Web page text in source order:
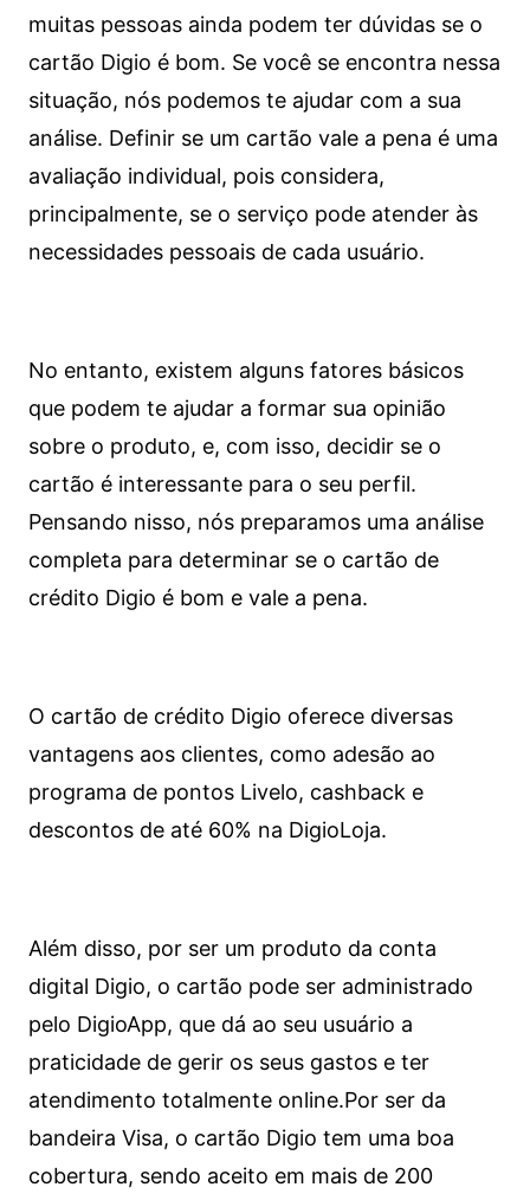
muitas pessoas ainda podem ter dúvidas se o
cartão Digio é bom. Se você se encontra nessa
situação, nós podemos te ajudar com a sua
análise. Definir se um cartão vale a pena é uma
avaliação individual, pois considera,
principalmente, se o serviço pode atender às
necessidades pessoais de cada usuário.
No entanto, existem alguns fatores básicos
que podem te ajudar a formar sua opinião
sobre o produto, e, com isso, decidir se o
cartão é interessante para o seu perfil.
Pensando nisso, nós preparamos uma análise
completa para determinar se o cartão de
crédito Digio é bom e vale a pena.
O cartão de crédito Digio oferece diversas
vantagens aos clientes, como adesão ao
programa de pontos Livelo, cashback e
descontos de até 60% na DigioLoja.
Além disso, por ser um produto da conta
digital Digio, o cartão pode ser administrado
pelo DigioApp, que dá ao seu usuário a
praticidade de gerir os seus gastos e ter
atendimento totalmente online.Por ser da
bandeira Visa, o cartão Digio tem uma boa
cobertura, sendo aceito em mais de 200